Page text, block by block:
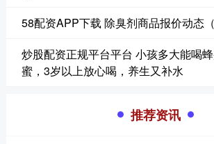
58配资APP下载 除臭剂商品报价动态
炒股配资正规平台平台 小孩多大能喝
蜜，3岁以上放心喝，养生又补水
推荐资讯